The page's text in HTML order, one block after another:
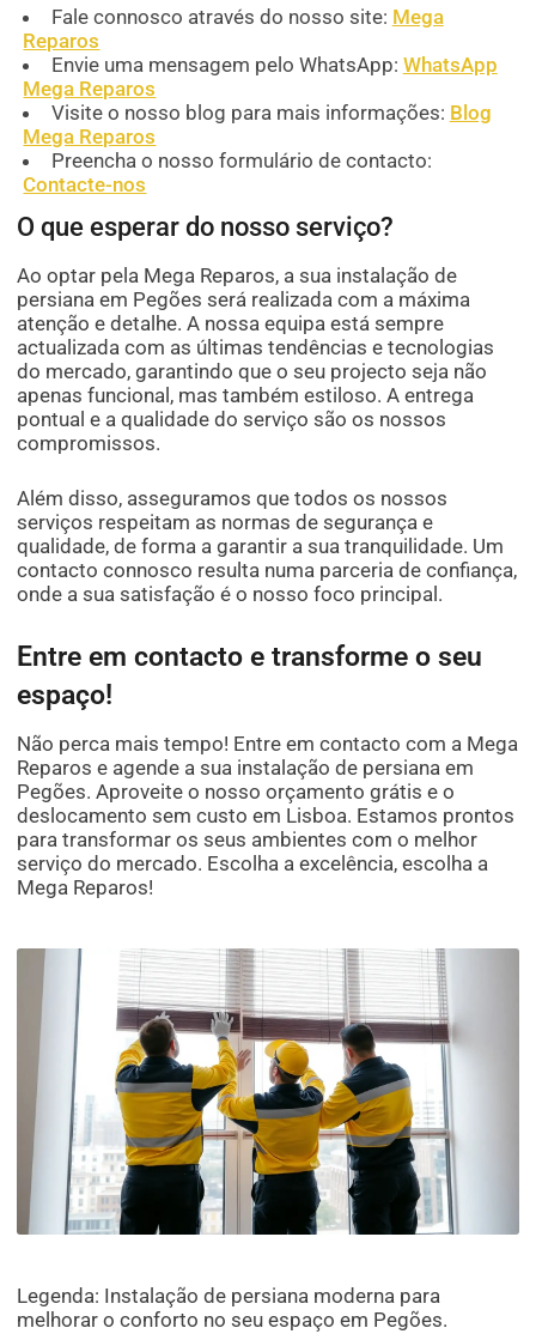
Fale connosco através do nosso site: Mega
Reparos
Envie uma mensagem pelo WhatsApp: WhatsApp
Mega Reparos
Visite o nosso blog para mais informações: Blog
Mega Reparos
Preencha o nosso formulário de contacto:
Contacte-nos
O que esperar do nosso serviço?
Ao optar pela Mega Reparos, a sua instalação de
persiana em Pegões será realizada com a máxima
atenção e detalhe. A nossa equipa está sempre
actualizada com as últimas tendências e tecnologias
do mercado, garantindo que o seu projecto seja não
apenas funcional, mas também estiloso. A entrega
pontual e a qualidade do serviço são os nossos
compromissos.
Além disso, asseguramos que todos os nossos
serviços respeitam as normas de segurança e
qualidade, de forma a garantir a sua tranquilidade. Um
contacto connosco resulta numa parceria de confiança,
onde a sua satisfação é o nosso foco principal.
Entre em contacto e transforme o seu
espaço!
Não perca mais tempo! Entre em contacto com a Mega
Reparos e agende a sua instalação de persiana em
Pegões. Aproveite o nosso orçamento grátis e o
deslocamento sem custo em Lisboa. Estamos prontos
para transformar os seus ambientes com o melhor
serviço do mercado. Escolha a excelência, escolha a
Mega Reparos!
Legenda: Instalação de persiana moderna para
melhorar o conforto no seu espaço em Pegões.